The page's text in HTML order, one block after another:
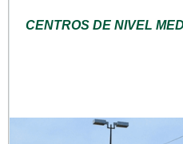
CENTROS DE NIVEL